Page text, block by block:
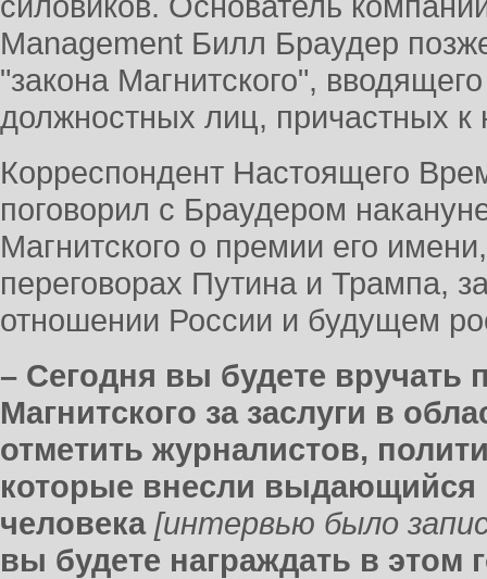
Management Билл Браудер
"закона Магнитского",
должностных лиц, причастных
Корреспондент Настоящего
поговорил с Браудером
Магнитского о премии его
переговорах Путина и Трампа,
отношении России и будущем
– Сегодня вы будете
Магнитского за заслуги в
отметить журналистов,
которые внесли выдающийся
человека [интервью было
вы будете награждать в этом